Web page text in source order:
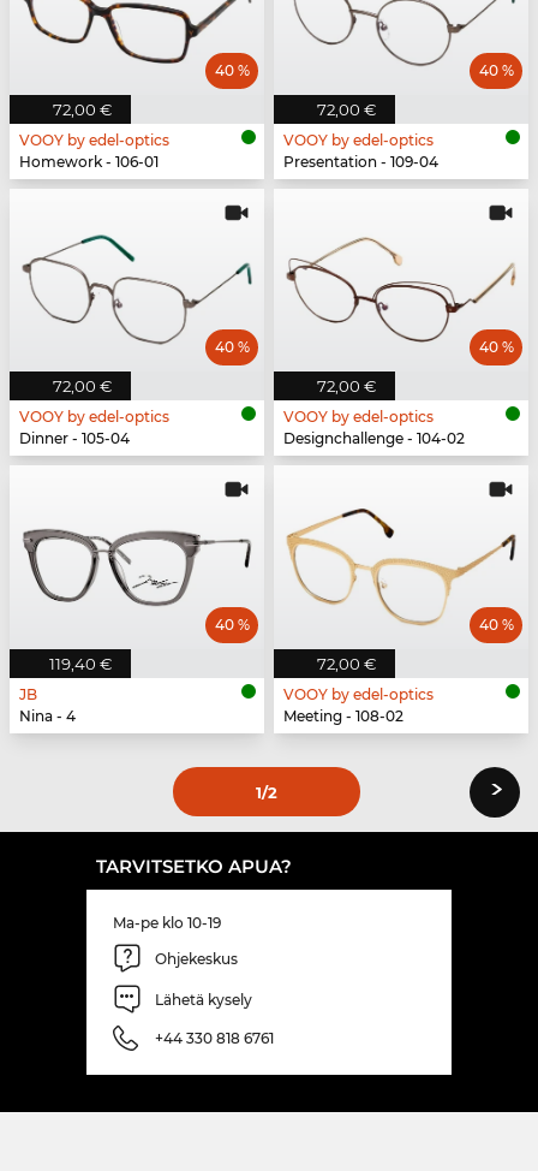
72,00 €
40 %
VOOY by edel-optics
Homework - 106-01
72,00 €
40 %
VOOY by edel-optics
Presentation - 109-04
72,00 €
40 %
VOOY by edel-optics
Dinner - 105-04
72,00 €
40 %
VOOY by edel-optics
Designchallenge - 104-02
119,40 €
40 %
JB
Nina - 4
72,00 €
40 %
VOOY by edel-optics
Meeting - 108-02
1/2 ›
TARVITSETKO APUA?
Ma-pe klo 10-19
Ohjekeskus
Lähetä kysely
+44 330 818 6761